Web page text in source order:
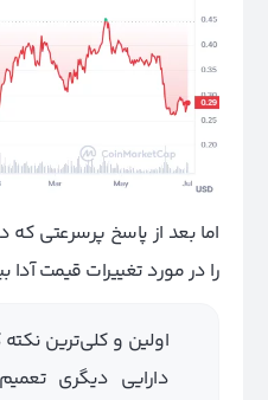
اما بعد از پاسخ پرسرعتی که
را در مورد تغییرات قیمت آدا
اولین و کلی‌ترین
دارایی دیگری